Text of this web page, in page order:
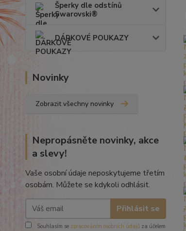
Šperky dle odstínů
Swarovski®
DÁRKOVÉ POUKAZY
Novinky
Zobrazit všechny novinky
Nepropásněte novinky, akce
a slevy!
Vaše osobní údaje neposkytujeme třetím
osobám. Můžete se kdykoli odhlásit.
Přihlásit se
Souhlasím se zpracováním osobních údajů za účelem